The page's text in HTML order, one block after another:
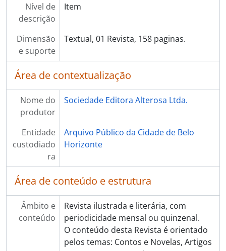
Nível de
descrição
Item
Dimensão
e suporte
Textual, 01 Revista, 158 paginas.
Área de contextualização
Nome do
produtor
Sociedade Editora Alterosa Ltda.
Entidade
custodiado
ra
Arquivo Público da Cidade de Belo
Horizonte
Área de conteúdo e estrutura
Âmbito e
conteúdo
Revista ilustrada e literária, com
periodicidade mensal ou quinzenal.
O conteúdo desta Revista é orientado
pelos temas: Contos e Novelas, Artigos